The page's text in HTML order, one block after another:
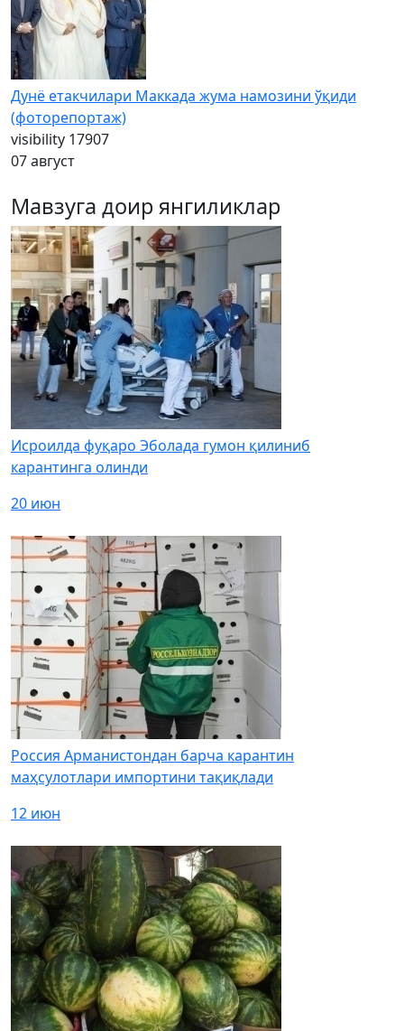
Дунё етакчилари Маккада жума намозини ўқиди
(фоторепортаж)
visibility 17907
07 август
Мавзуга доир янгиликлар
Исроилда фуқаро Эболада гумон қилиниб
карантинга олинди
20 июн
Россия Арманистондан барча карантин
маҳсулотлари импортини тақиқлади
12 июн